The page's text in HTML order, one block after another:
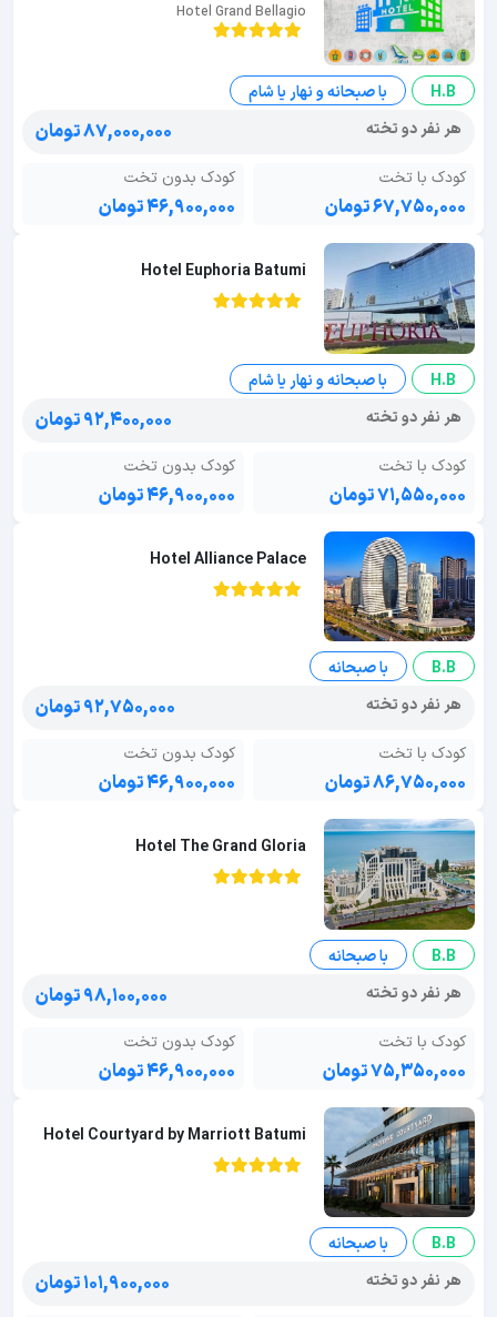
Hotel Grand Bellagio
H.B
با صبحانه و نهار یا شام
هر نفر دو تخته
۸۷,۰۰۰,۰۰۰ تومان
کودک با تخت
۶۷,۷۵۰,۰۰۰ تومان
کودک بدون تخت
۴۶,۹۰۰,۰۰۰ تومان
Hotel Euphoria Batumi
H.B
با صبحانه و نهار یا شام
هر نفر دو تخته
۹۲,۴۰۰,۰۰۰ تومان
کودک با تخت
۷۱,۵۵۰,۰۰۰ تومان
کودک بدون تخت
۴۶,۹۰۰,۰۰۰ تومان
Hotel Alliance Palace
B.B
با صبحانه
هر نفر دو تخته
۹۲,۷۵۰,۰۰۰ تومان
کودک با تخت
۸۶,۷۵۰,۰۰۰ تومان
کودک بدون تخت
۴۶,۹۰۰,۰۰۰ تومان
Hotel The Grand Gloria
B.B
با صبحانه
هر نفر دو تخته
۹۸,۱۰۰,۰۰۰ تومان
کودک با تخت
۷۵,۳۵۰,۰۰۰ تومان
کودک بدون تخت
۴۶,۹۰۰,۰۰۰ تومان
Hotel Courtyard by Marriott Batumi
B.B
با صبحانه
هر نفر دو تخته
۱۰۱,۹۰۰,۰۰۰ تومان